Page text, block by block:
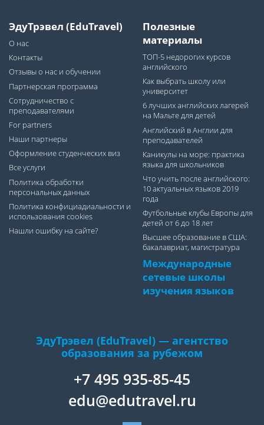
ЭдуТрэвел (EduTravel)
О нас
Контакты
Отзывы о нас и обучении
Партнерская программа
Сотрудничество с
преподавателями
For partners
Наши партнеры
Оформление студенческих виз
Все услуги
Политика обработки
персональных данных
Политика конфициадиальности и
использования cookies
Нашли ошибку на сайте?
Полезные
материалы
ТОП-5 недорогих курсов
английского
Как выбрать школу или
университет
6 лучших английских лагерей
на Мальте для детей
Английский в Англии для
преподавателей
Каникулы на море: практика
языка для школьников
Что учить после английского:
10 актуальных языков 2019
года
Футбольные клубы Европы для
детей от 6 до 18 лет
Высшее образование в США:
бакалавриат, магистратура
Международные
сетевые школы
изучения языков
ЭдуТрэвел (EduTravel) — агентство
образования за рубежом
+7 495 935-85-45
edu@edutravel.ru